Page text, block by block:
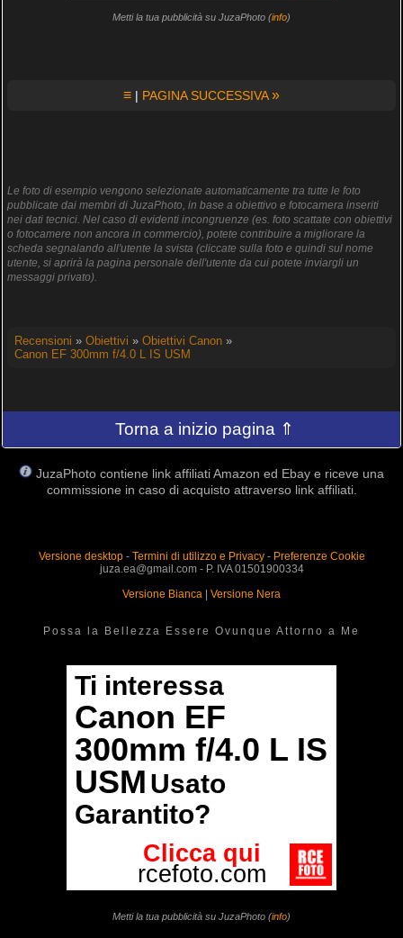
Metti la tua pubblicità su JuzaPhoto (info)
≡ | PAGINA SUCCESSIVA»
Le foto di esempio vengono selezionate automaticamente tra tutte le foto
pubblicate dai membri di JuzaPhoto, in base a obiettivo e fotocamera inseriti
nei dati tecnici. Nel caso di evidenti incongruenze (es. foto scattate con obiettivi
o fotocamere non ancora in commercio), potete contribuire a migliorare la
scheda segnalando all'utente la svista (cliccate sulla foto e quindi sul nome
utente, si aprirà la pagina personale dell'utente da cui potete inviargli un
messaggi privato).
Recensioni » Obiettivi » Obiettivi Canon»
Canon EF 300mm f/4.0 L IS USM
Torna a inizio pagina ⇑
JuzaPhoto contiene link affiliati Amazon ed Ebay e riceve una
commissione in caso di acquisto attraverso link affiliati.
Versione desktop- Termini di utilizzo e Privacy- Preferenze Cookie
juza.ea@gmail.com - P. IVA 01501900334
Versione Bianca
Versione Nera
Possa la Bellezza Essere Ovunque Attorno a Me
Metti la tua pubblicità su JuzaPhoto (info)